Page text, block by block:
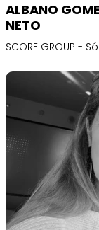
ALBANO
NETO
SCORE GROUP -